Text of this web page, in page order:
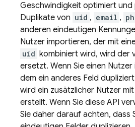
Geschwindigkeit optimiert
Duplikate von uid , email ,
anderen eindeutigen
Nutzer importieren, der mit
uid kombiniert wird, wird der
ersetzt. Wenn Sie einen
dem ein anderes Feld
wird ein zusätzlicher Nutzer
erstellt. Wenn Sie diese API
Sie daher darauf achten, dass